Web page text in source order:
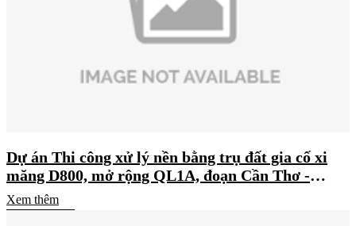
Dự án Thi công xử lý nền bằng trụ đất gia cố xi
măng D800, mở rộng QL1A, đoạn Cần Thơ -
Phụng Hiệp
Xem thêm